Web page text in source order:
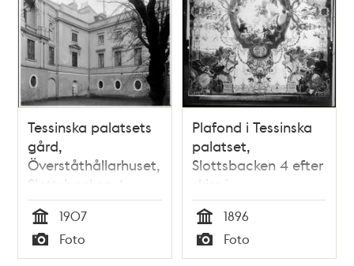
Tessinska palatsets
gård,
Överståthållarhuset,
Slottsbacken 4
Tid
1907
Typ
Foto
Plafond i Tessinska
palatset,
Slottsbacken 4 efter
skiss i
Nationalmuseum
Tid
1896
Typ
Foto